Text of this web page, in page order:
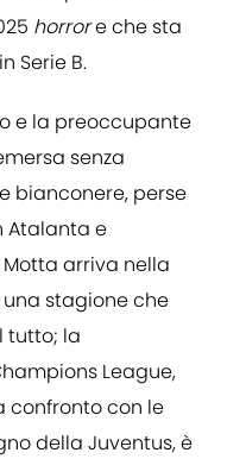
horrore che sta
Serie B.
e la preoccupante
senza
bianconere, perse
Atalanta e
Motta arriva nella
una stagione che
tutto; la
League,
confronto con le
della Juventus, è